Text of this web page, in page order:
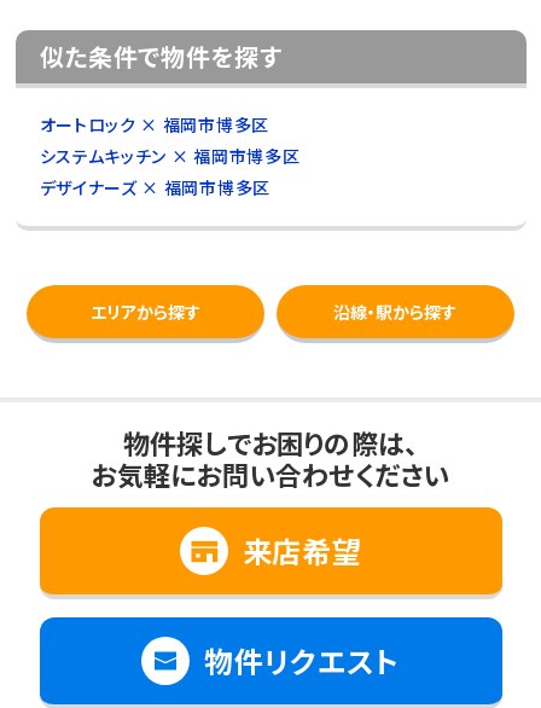
似た条件で物件を探す
オートロック × 福岡市博多区
システムキッチン × 福岡市博多区
デザイナーズ × 福岡市博多区
エリアから探す 沿線・駅から探す
物件探しでお困りの際は、
お気軽にお問い合わせください
来店希望
物件リクエスト